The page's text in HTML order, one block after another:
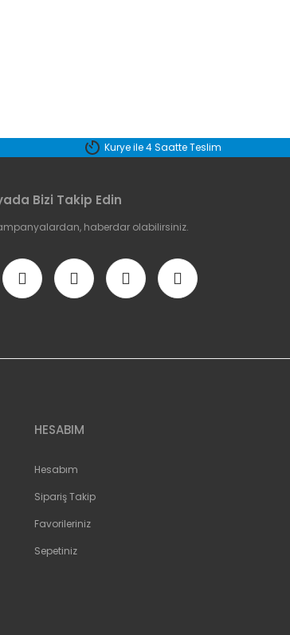
Kurye ile 4 Saatte Teslim
Bizi Takip Edin
haberdar olabilirsiniz.
HESABIM
Hesabım
Sipariş Takip
Favorileriniz
Sepetiniz